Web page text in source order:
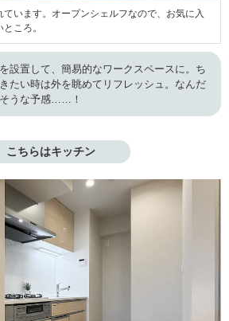
います。オープンシェルフなので、お気に入
ころ。
設置して、簡易的なワークスペースに。ち
たい時は外を眺めてリフレッシュ。なんだ
うな予感……！
こちらはキッチン